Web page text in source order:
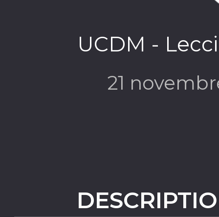
UCDM -
21